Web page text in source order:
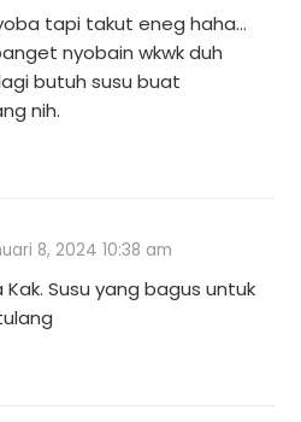
tapi takut eneg haha…
nyobain wkwk duh
butuh susu buat
nih.
8, 2024 10:38 am
Susu yang bagus untuk